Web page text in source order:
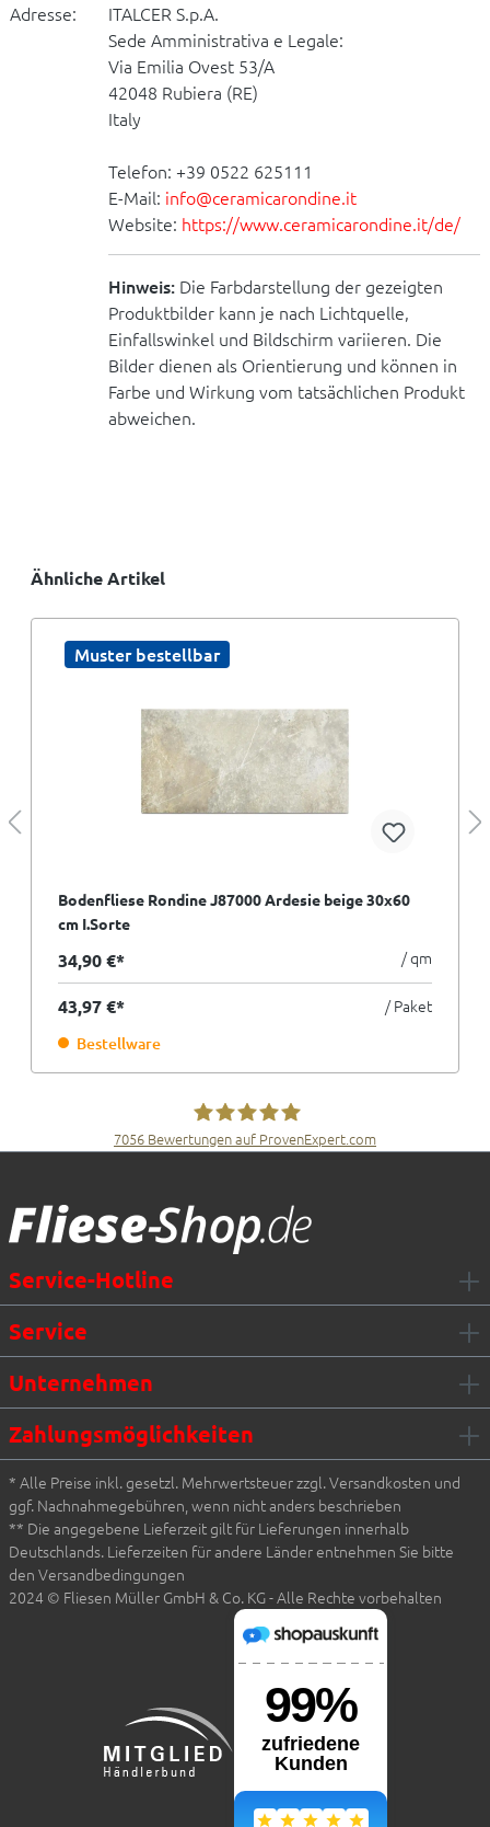
Adresse:
ITALCER S.p.A.
Sede Amministrativa e Legale:
Via Emilia Ovest 53/A
42048 Rubiera (RE)
Italy
Telefon: +39 0522 625111
E-Mail: info@ceramicarondine.it
Website: https://www.ceramicarondine.it/de/
Hinweis: Die Farbdarstellung der gezeigten
Produktbilder kann je nach Lichtquelle,
Einfallswinkel und Bildschirm variieren. Die
Bilder dienen als Orientierung und können in
Farbe und Wirkung vom tatsächlichen Produkt
abweichen.
Ähnliche Artikel
Muster bestellbar
Bodenfliese Rondine J87000 Ardesie beige 30x60
cm I.Sorte
34,90 €* / qm
43,97 €* / Paket
Bestellware
7056 Bewertungen auf ProvenExpert.com
Service-Hotline
Service
Unternehmen
Zahlungsmöglichkeiten
* Alle Preise inkl. gesetzl. Mehrwertsteuer zzgl. Versandkosten und
ggf. Nachnahmegebühren, wenn nicht anders beschrieben
** Die angegebene Lieferzeit gilt für Lieferungen innerhalb
Deutschlands. Lieferzeiten für andere Länder entnehmen Sie bitte
den Versandbedingungen
2024 © Fliesen Müller GmbH & Co. KG - Alle Rechte vorbehalten